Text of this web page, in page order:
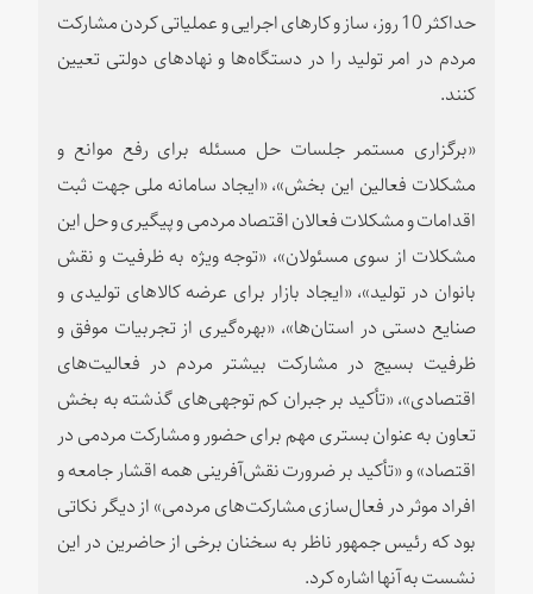
حداکثر 10 روز، ساز و کارهای اجرایی و عملیاتی کردن مشارکت
مردم در امر تولید را در دستگاه‌ها و نهادهای دولتی تعیین
کنند.
«برگزاری مستمر جلسات حل مسئله برای رفع موانع و
مشکلات فعالین این بخش»، «ایجاد سامانه ملی جهت ثبت
اقدامات و مشکلات فعالان اقتصاد مردمی و پیگیری و حل این
مشکلات از سوی مسئولان»، «توجه ویژه به ظرفیت و نقش
بانوان در تولید»، «ایجاد بازار برای عرضه کالاهای تولیدی و
صنایع دستی در استان‌ها»، «بهره‌گیری از تجربیات موفق و
ظرفیت بسیج در مشارکت بیشتر مردم در فعالیت‌های
اقتصادی»، «تأکید بر جبران کم توجهی‌های گذشته به بخش
تعاون به عنوان بستری مهم برای حضور و مشارکت مردمی در
اقتصاد» و «تأکید بر ضرورت نقش‌آفرینی همه اقشار جامعه و
افراد موثر در فعال‌سازی مشارکت‌های مردمی» از دیگر نکاتی
بود که رئیس جمهور ناظر به سخنان برخی از حاضرین در این
نشست به آنها اشاره کرد.